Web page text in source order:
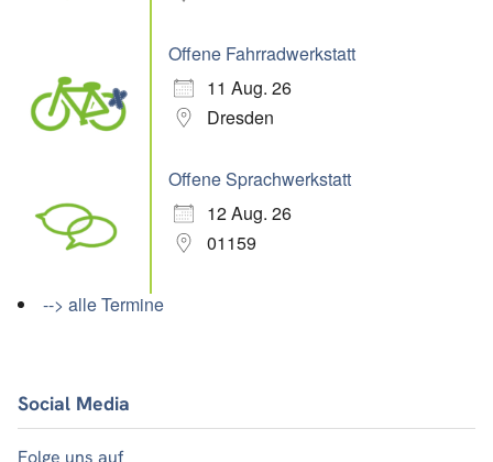
Offene Fahrradwerkstatt
11 Aug. 26
Dresden
Offene Sprachwerkstatt
12 Aug. 26
01159
--> alle Termine
Social Media
Folge uns auf